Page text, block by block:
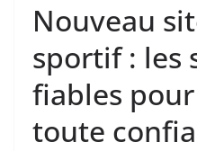
Nouveau
sportif : les
fiables
toute